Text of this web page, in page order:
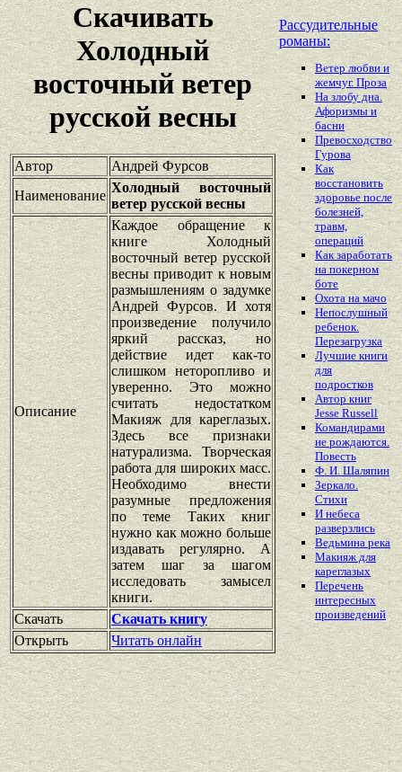
Скачивать
Холодный
восточный ветер
русской весны
Автор
Андрей Фурсов
Наименование
Холодный восточный
ветер русской весны
Описание
Каждое обращение к
книге Холодный
восточный ветер русской
весны приводит к новым
размышлениям о задумке
Андрей Фурсов. И хотя
произведение получило
яркий рассказ, но
действие идет как-то
слишком неторопливо и
уверенно. Это можно
считать недостатком
Макияж для кареглазых.
Здесь все признаки
натурализма. Творческая
работа для широких масс.
Необходимо внести
разумные предложения
по теме Таких книг
нужно как можно больше
издавать регулярно. А
затем шаг за шагом
исследовать замысел
книги.
Скачать
Скачать книгу
Открыть
Читать онлайн
Рассудительные
романы:
Ветер любви и
жемчуг. Проза
На злобу дна.
Афоризмы и
басни
Превосходство
Гурова
Как
восстановить
здоровье после
болезней,
травм,
операций
Как заработать
на покерном
боте
Охота на мачо
Непослушный
ребенок.
Перезагрузка
Лучшие книги
для
подростков
Автор книг
Jesse Russell
Командирами
не рождаются.
Повесть
Ф. И. Шаляпин
Зеркало.
Стихи
И небеса
разверзлись
Ведьмина река
Макияж для
кареглазых
Перечень
интересных
произведений